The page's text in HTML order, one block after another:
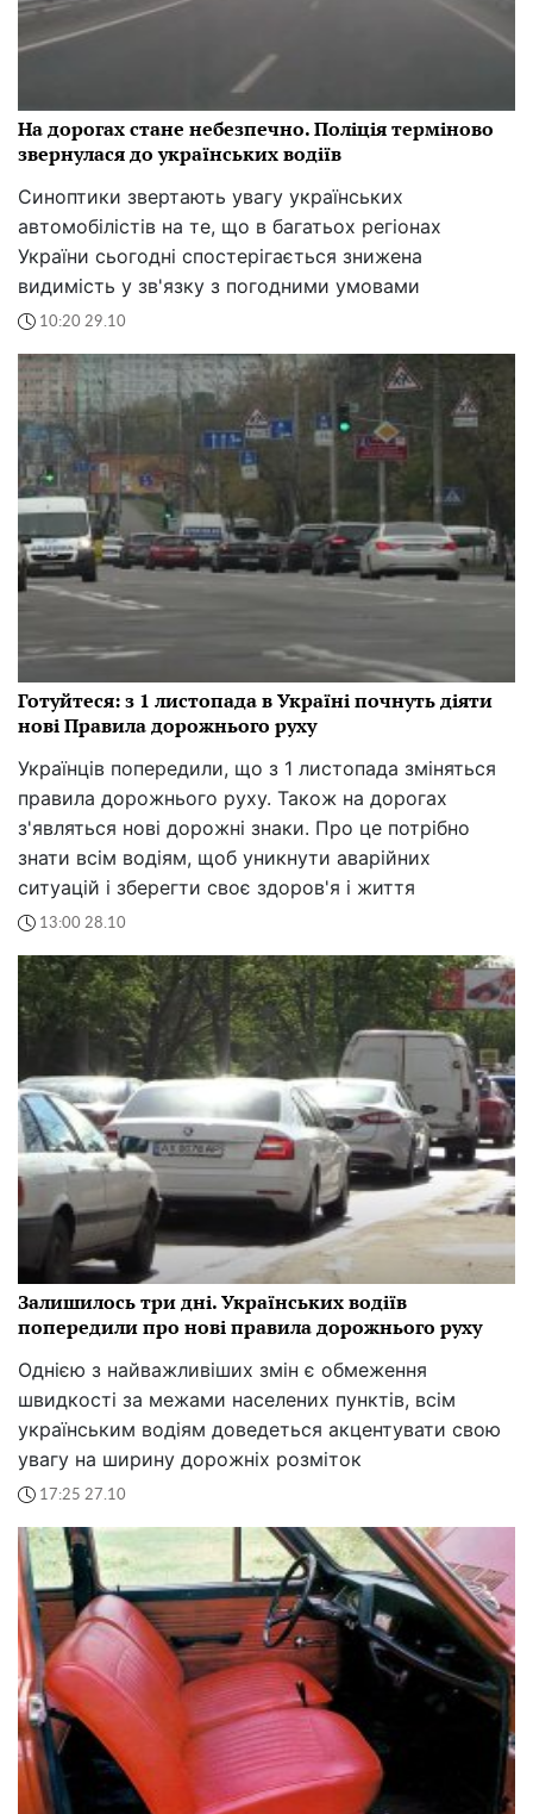
На дорогах стане небезпечно. Поліція терміново
звернулася до українських водіїв
Синоптики звертають увагу українських
автомобілістів на те, що в багатьох регіонах
України сьогодні спостерігається знижена
видимість у зв'язку з погодними умовами
10:20 29.10
Готуйтеся: з 1 листопада в Україні почнуть діяти
нові Правила дорожнього руху
Українців попередили, що з 1 листопада зміняться
правила дорожнього руху. Також на дорогах
з'являться нові дорожні знаки. Про це потрібно
знати всім водіям, щоб уникнути аварійних
ситуацій і зберегти своє здоров'я і життя
13:00 28.10
Залишилось три дні. Українських водіїв
попередили про нові правила дорожнього руху
Однією з найважливіших змін є обмеження
швидкості за межами населених пунктів, всім
українським водіям доведеться акцентувати свою
увагу на ширину дорожніх розміток
17:25 27.10